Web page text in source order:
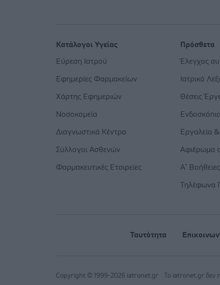
Κατάλογοι Υγείας
Εύρεση Ιατρού
Εφημερίες Φαρμακείων
Χάρτης Εφημεριών
Νοσοκομεία
Διαγνωστικά Κέντρα
Σύλλογοι Ασθενών
Φαρμακευτικές Εταιρείες
Πρόσθετα
Έλεγχος
Ιατρικό
Θέσεις
Ενδοσκόπιο
Εργαλεία
Αφιέρωμα
Α’ Βοήθειες
Τηλέφωνα
Ταυτότητα
Copyright © 1999-2026 iatronet.gr Το iatronet.gr δεν